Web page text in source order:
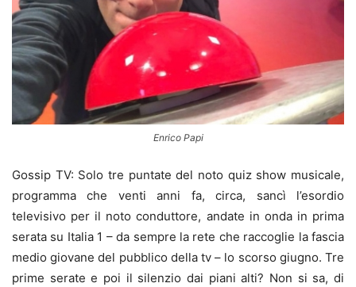
Enrico Papi
Gossip TV: Solo tre puntate del noto quiz show musicale,
programma che venti anni fa, circa, sancì l’esordio
televisivo per il noto conduttore, andate in onda in prima
serata su Italia 1 – da sempre la rete che raccoglie la fascia
medio giovane del pubblico della tv – lo scorso giugno. Tre
prime serate e poi il silenzio dai piani alti? Non si sa, di